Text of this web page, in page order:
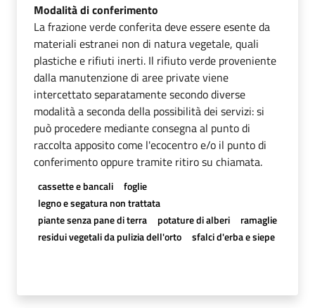
Modalità di conferimento
La frazione verde conferita deve essere esente da
materiali estranei non di natura vegetale, quali
plastiche e rifiuti inerti. Il rifiuto verde proveniente
dalla manutenzione di aree private viene
intercettato separatamente secondo diverse
modalità a seconda della possibilità dei servizi: si
può procedere mediante consegna al punto di
raccolta apposito come l'ecocentro e/o il punto di
conferimento oppure tramite ritiro su chiamata.
cassette e bancali
foglie
legno e segatura non trattata
piante senza pane di terra
potature di alberi
ramaglie
residui vegetali da pulizia dell'orto
sfalci d'erba e siepe